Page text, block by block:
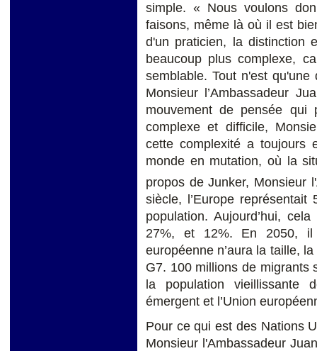
simple. « Nous voulons
faisons, même là où il est
d'un praticien, la distinction
beaucoup plus complexe,
semblable. Tout n'est qu'une
Monsieur l’Ambassadeur
mouvement de pensée qui
complexe et difficile,
cette complexité a toujours
monde en mutation, où la
propos de Junker, Monsieur
siècle, l’Europe
population. Aujourd’hui,
27%, et 12%. En 2050, il
européenne n’aura la taille,
G7. 100 millions de migrants
la population vieillissante
émergent et l’Union
Pour ce qui est des Nations
Monsieur l'Ambassadeur